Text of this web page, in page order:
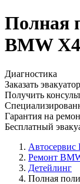
Полная
BMW
Диагностика
Заказать эвакуатор
Получить
Гарантия на
Бесплатный
Ремонт
Детейлинг
Полная